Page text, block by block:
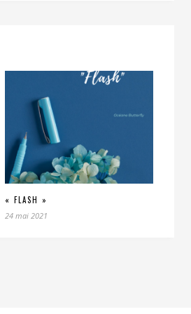
« FLASH »
24 mai 2021